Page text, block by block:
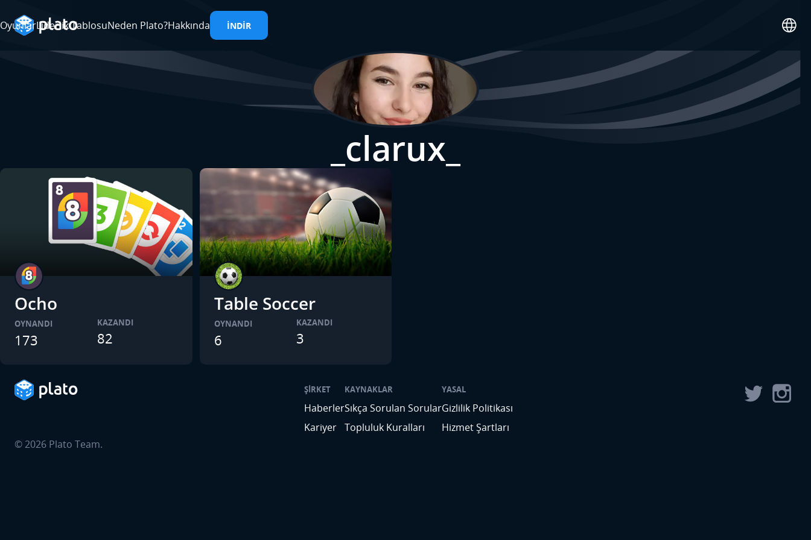
OyunlarLiderlik TablosuNeden Plato?Hakkında İNDIR
_clarux_
Ocho
OYNANDI
173
KAZANDI
82
Table Soccer
OYNANDI
6
KAZANDI
3
ŞIRKET
Haberler
Kariyer
KAYNAKLAR
Sıkça Sorulan Sorular
Topluluk Kuralları
YASAL
Gizlilik Politikası
Hizmet Şartları
©2026 Plato Team.